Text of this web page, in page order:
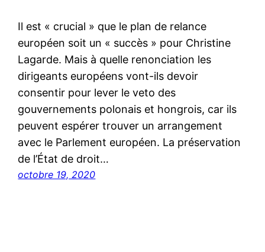
Il est « crucial » que le plan de relance
européen soit un « succès » pour Christine
Lagarde. Mais à quelle renonciation les
dirigeants européens vont-ils devoir
consentir pour lever le veto des
gouvernements polonais et hongrois, car ils
peuvent espérer trouver un arrangement
avec le Parlement européen. La préservation
de l’État de droit…
octobre 19, 2020